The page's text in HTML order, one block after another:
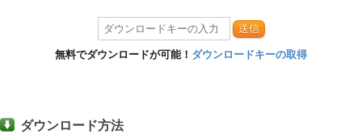
送信
無料でダウンロードが可能！ ダウンロードキーの取得
ダウンロード方法